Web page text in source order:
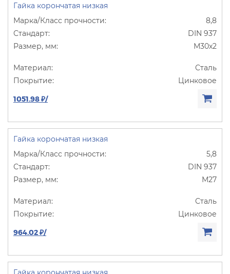
Гайка корончатая низкая
8,8
DIN 937
М30х2
Сталь
Цинковое
1051.98 ₽/
Гайка корончатая низкая
5,8
DIN 937
М27
Сталь
Цинковое
964.02 ₽/